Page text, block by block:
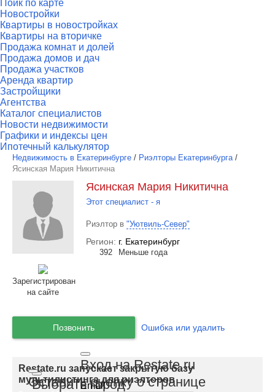
Поик по карте
Новостройки
Квартиры в новостройках
Квартиры на вторичке
Продажа комнат и долей
Продажа домов и дач
Продажа участков
Аренда квартир
Застройщики
Агентства
Каталог специалистов
Новости недвижимости
Графики и индексы цен
Ипотечный калькулятор
Выбрать город
Вход на Restate.ru
Email
Недвижимость в Екатеринбурге / Риэлторы Екатеринбурга /
Ясинская Мария Никитична
Зарегистрирован
на сайте
Ясинская Мария Никитична
Этот специалист - я
Риэлтор в "Уютвиль-Север"
Регион: г. Екатеринбург
392 Меньше года
Позвонить Ошибка или удалить
Restate.ru запускает закрытую базу
мультилистинга для риэлторов
Оставить оценку о странице